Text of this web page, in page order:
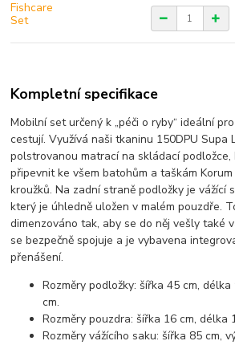
Kompletní specifikace
Mobilní set určený k „péči o ryby“ ideální
cestují. Využívá naši tkaninu 150DPU Supa
polstrovanou matrací na skládací
připevnit ke všem batohům a taškám
kroužků. Na zadní straně podložky je vážící
který je úhledně uložen v malém pouzdře.
dimenzováno tak, aby se do něj vešly také
se bezpečně spojuje a je vybavena
přenášení.
Rozměry podložky: šířka 45 cm,
cm.
Rozměry pouzdra: šířka 16 cm, délka
Rozměry vážícího saku: šířka 85 cm,